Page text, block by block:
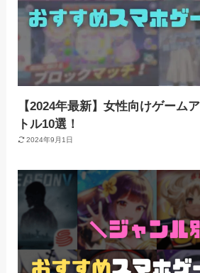
【2024年最新】女性向けゲーム
トル10選！
2024年9月1日